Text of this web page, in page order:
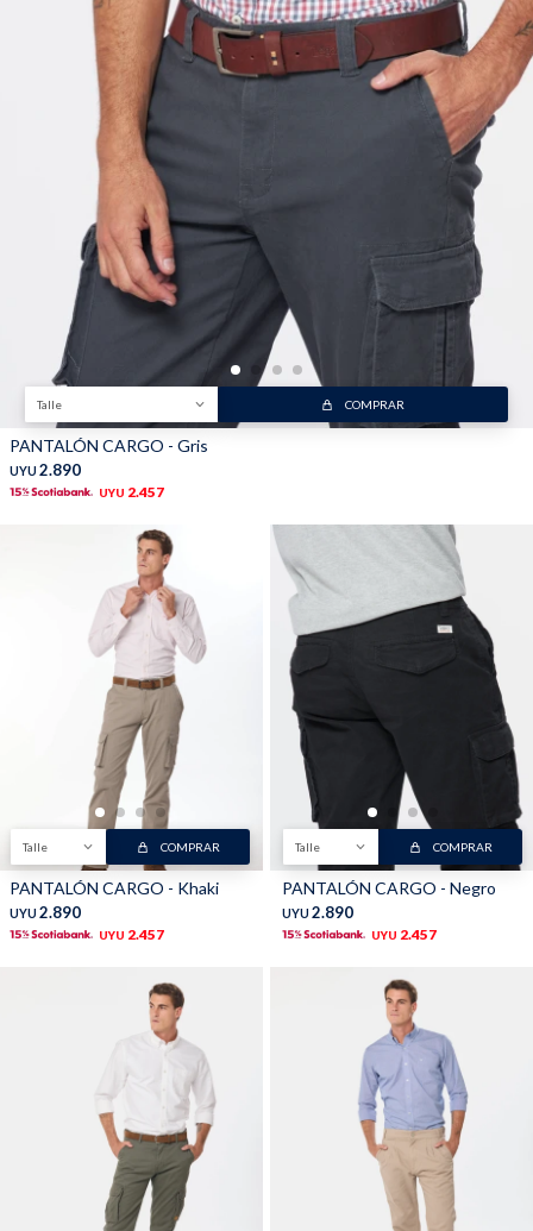
Talle COMPRAR
PANTALÓN CARGO - Gris
UYU 2.890
UYU 2.457
Talle COMPRAR
PANTALÓN CARGO - Khaki
UYU 2.890
UYU 2.457
Talle COMPRAR
PANTALÓN CARGO - Negro
UYU 2.890
UYU 2.457